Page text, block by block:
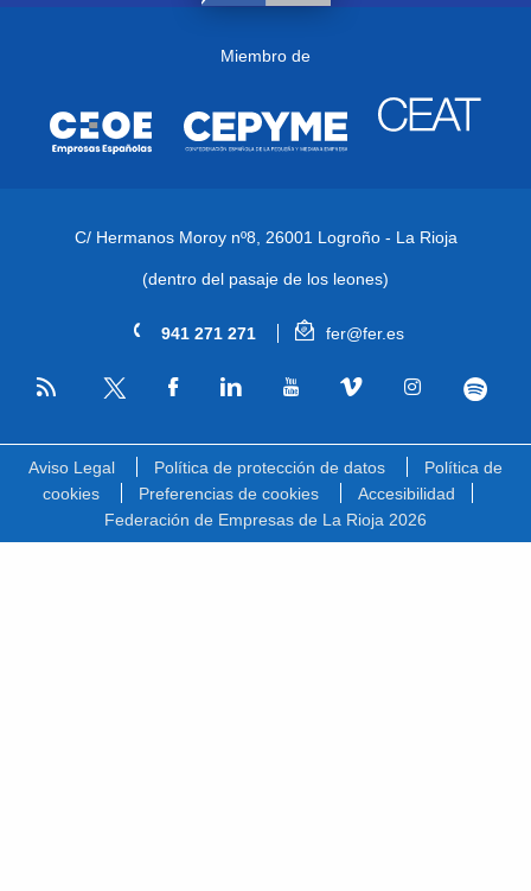
Miembro de
C/ Hermanos Moroy nº8, 26001 Logroño - La Rioja
(dentro del pasaje de los leones)
941 271 271 fer@fer.es
RSS
Aviso Legal Política de protección de datos
Política de
cookies
Preferencias de cookies
Accesibilidad
Federación de Empresas de La Rioja 2026